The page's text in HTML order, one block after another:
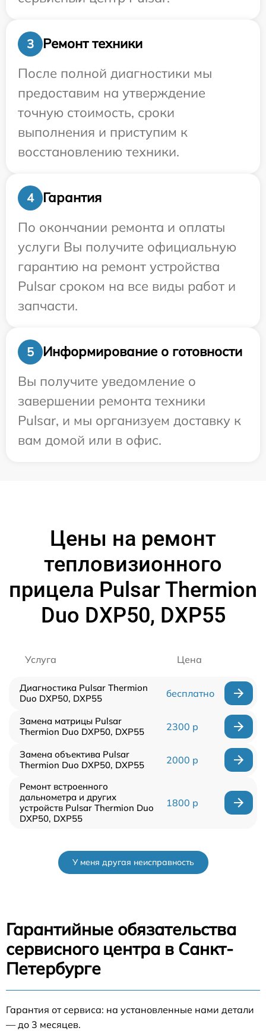
3
Ремонт техники
После полной диагностики мы
предоставим на утверждение
точную стоимость, сроки
выполнения и приступим к
восстановлению техники.
4
Гарантия
По окончании ремонта и оплаты
услуги Вы получите официальную
гарантию на ремонт устройства
Pulsar сроком на все виды работ и
запчасти.
5
Информирование о готовности
Вы получите уведомление о
завершении ремонта техники
Pulsar, и мы организуем доставку к
вам домой или в офис.
Цены на ремонт
тепловизионного
прицела Pulsar Thermion
Duo DXP50, DXP55
Услуга Цена
Диагностика Pulsar Thermion
Duo DXP50, DXP55
бесплатно
Замена матрицы Pulsar
Thermion Duo DXP50, DXP55
2300 р
Замена объектива Pulsar
Thermion Duo DXP50, DXP55
2000 р
Ремонт встроенного
дальнометра и других
устройств Pulsar Thermion Duo
DXP50, DXP55
1800 р
У меня другая неисправность
Гарантийные обязательства
сервисного центра в Санкт-
Петербурге
Гарантия от сервиса: на установленные нами детали
— до 3 месяцев.